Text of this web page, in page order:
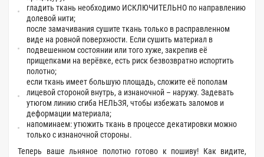
гладить ткань необходимо ИСКЛЮЧИТЕЛЬНО по направлению
долевой нити;
после замачивания сушите ткань только в расправленном
виде на ровной поверхности. Если сушить материал в
подвешенном состоянии или того хуже, закрепив её
прищепками на верёвке, есть риск безвозвратно испортить
полотно;
если ткань имеет большую площадь, сложите её пополам
лицевой стороной внутрь, а изнаночной – наружу. Задевать
утюгом линию сгиба НЕЛЬЗЯ, чтобы избежать заломов и
деформации материала;
напоминаем: утюжить ткань в процессе декатировки можно
только с изнаночной стороны.
Теперь ваше льняное полотно готово к пошиву! Как видите,